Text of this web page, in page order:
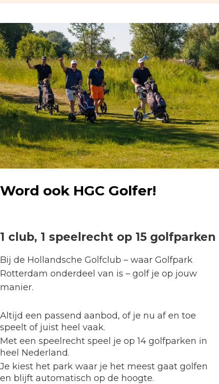
Word ook HGC Golfer!
1 club, 1 speelrecht op 15 golfparken
Bij de Hollandsche Golfclub – waar Golfpark
Rotterdam onderdeel van is – golf je op jouw
manier.
Altijd een passend aanbod, of je nu af en toe
speelt of juist heel vaak.
Met een speelrecht speel je op 14 golfparken in
heel Nederland.
Je kiest het park waar je het meest gaat golfen
en blijft automatisch op de hoogte.